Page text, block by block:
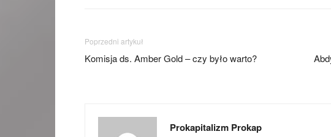
Poprzedni artykuł
Komisja ds. Amber Gold – czy było warto?
Prokapitalizm Prokap